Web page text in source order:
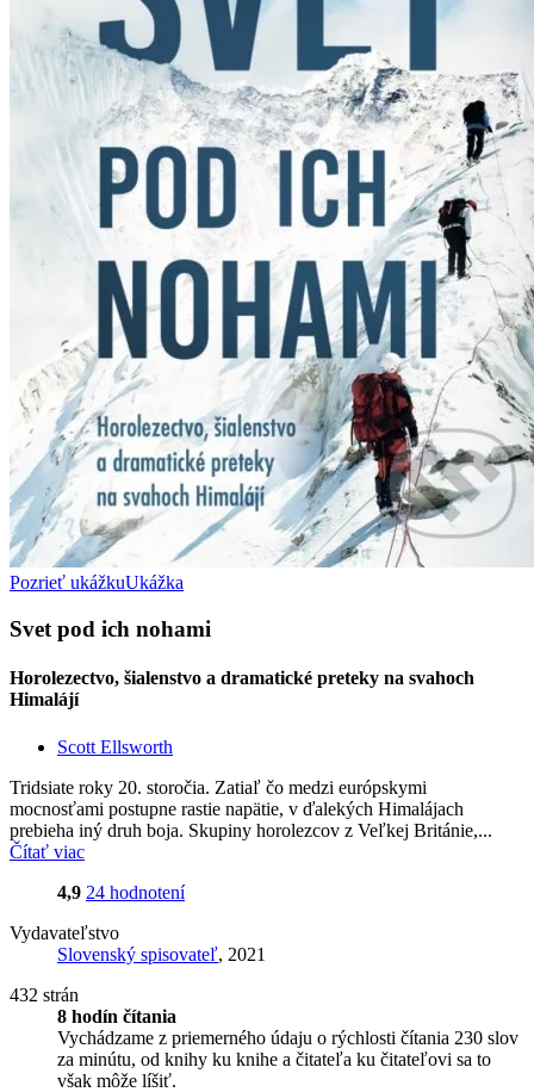
Pozrieť ukážkuUkážka
Svet pod ich nohami
Horolezectvo, šialenstvo a dramatické preteky na svahoch
Himalájí
Scott Ellsworth
Tridsiate roky 20. storočia. Zatiaľ čo medzi európskymi
mocnosťami postupne rastie napätie, v ďalekých Himalájach
prebieha iný druh boja. Skupiny horolezcov z Veľkej Británie,...
Čítať viac
4,9 24 hodnotení
Vydavateľstvo
Slovenský spisovateľ, 2021
432 strán
8 hodín čítania
Vychádzame z priemerného údaju o rýchlosti čítania 230 slov
za minútu, od knihy ku knihe a čitateľa ku čitateľovi sa to
však môže líšiť.